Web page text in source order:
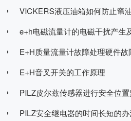
VICKERS液压油箱如何防止窜
e+h电磁流量计的电磁干扰产生
E+H质量流量计故障处理硬件故
E+H音叉开关的工作原理
PILZ皮尔兹传感器进行安全位
PILZ安全继电器的时间长短的